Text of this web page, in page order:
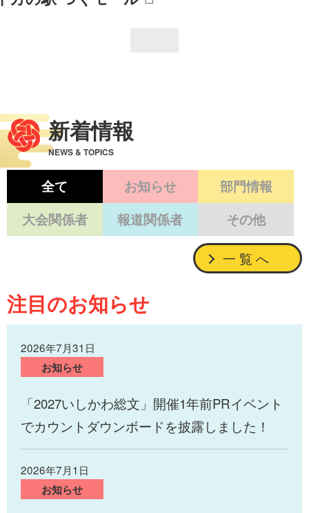
新着情報
NEWS & TOPICS
全て お知らせ
部門情報
大会関係者
報道関係者 その他
一覧へ
注目のお知らせ
2026年7月31日
お知らせ
「2027いしかわ総文」開催1年前PRイベント
でカウントダウンボードを披露しました！
2026年7月1日
お知らせ